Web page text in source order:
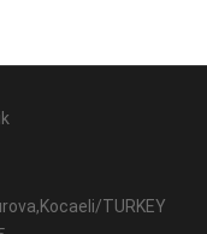
TURKEY